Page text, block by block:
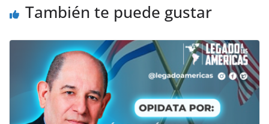
También te puede gustar